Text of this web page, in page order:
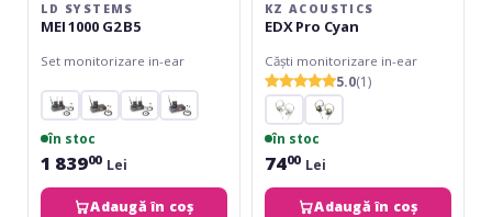
LD SYSTEMS
MEI 1000 G2 B5
Set monitorizare in-ear
în stoc
1 83900 Lei
Adaugă în coș
KZ ACOUSTICS
EDX Pro Cyan
Căști monitorizare in-ear
5.0(1)
în stoc
7400 Lei
Adaugă în coș